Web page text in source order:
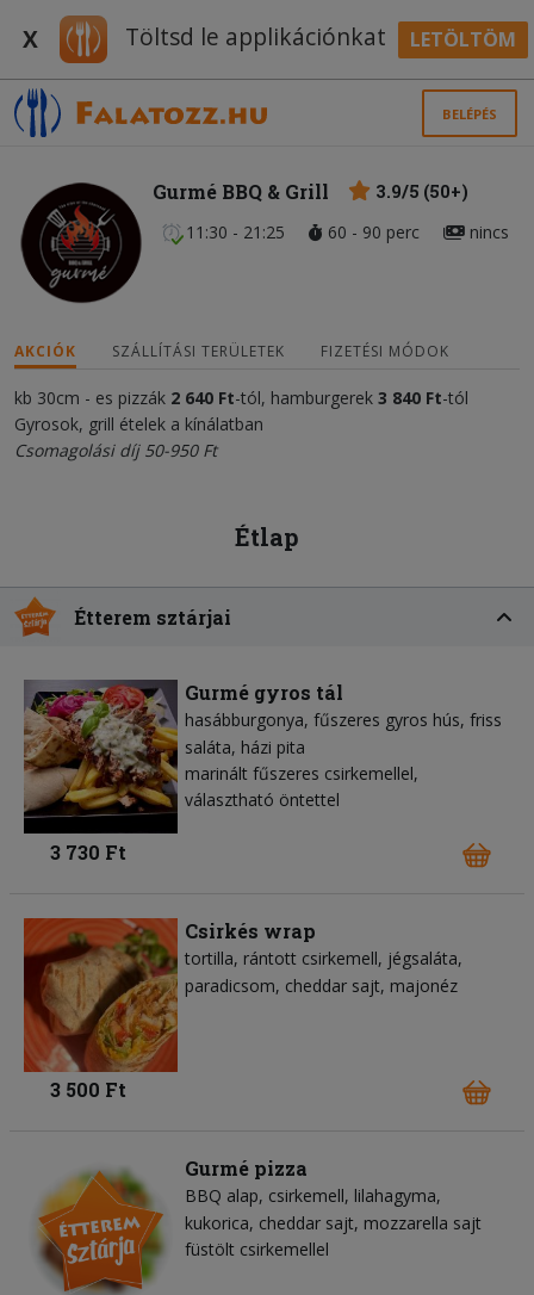
X Töltsd le applikációnkat LETÖLTÖM
BELÉPÉS
Gurmé BBQ & Grill
3.9/5 (50+)
11:30 - 21:25
60 - 90 perc nincs
AKCIÓK SZÁLLÍTÁSI TERÜLETEK FIZETÉSI MÓDOK
kb 30cm - es pizzák 2 640 Ft-tól, hamburgerek 3 840 Ft-tól
Gyrosok, grill ételek a kínálatban
Csomagolási díj 50-950 Ft
Étlap
Étterem sztárjai
Gurmé gyros tál
hasábburgonya fűszeres gyros hús friss
saláta házi pita
marinált fűszeres csirkemellel,
választható öntettel
3 730 Ft
Csirkés wrap
tortilla rántott csirkemell jégsaláta
paradicsom cheddar sajt majonéz
3 500 Ft
Gurmé pizza
BBQ alap csirkemell lilahagyma
kukorica cheddar sajt mozzarella sajt
füstölt csirkemellel